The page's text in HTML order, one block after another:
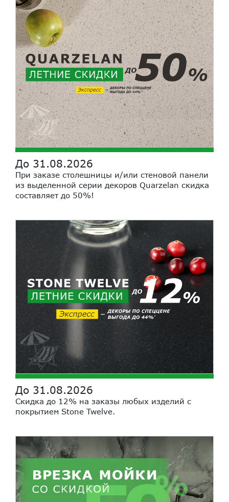
До 31.08.2026
При заказе столешницы и/или стеновой панели
из выделенной серии декоров Quarzelan скидка
составляет до 50%!
До 31.08.2026
Скидка до 12% на заказы любых изделий с
покрытием Stone Twelve.